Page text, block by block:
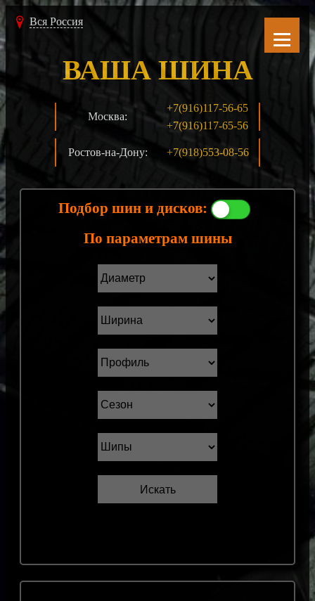
Вся Россия
Москва:
+7(916)117-56-65
+7(916)117-65-56
Ростов-на-Дону: +7(918)553-08-56
ВАША ШИНА
Подбор шин и дисков:
По параметрам шины